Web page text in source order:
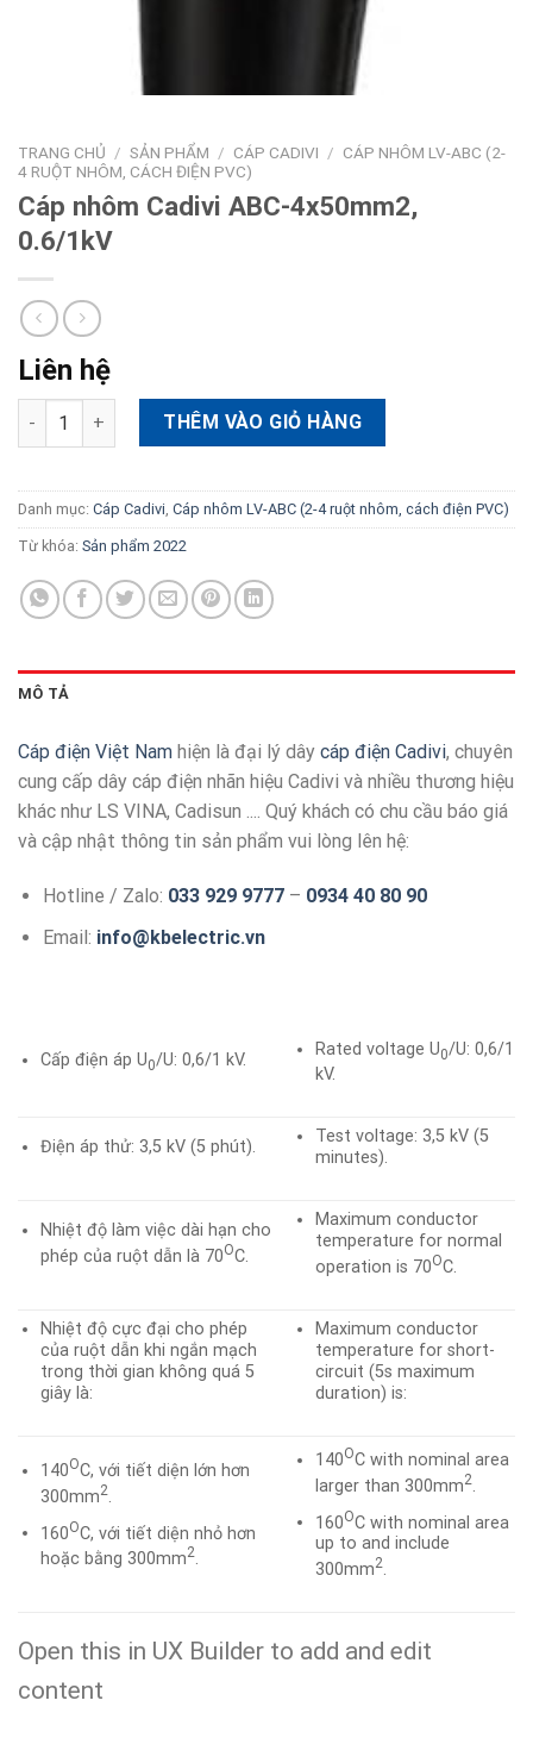
TRANG CHỦ / SẢN PHẨM / CÁP CADIVI / CÁP NHÔM LV-ABC (2-
4 RUỘT NHÔM, CÁCH ĐIỆN PVC)
Cáp nhôm Cadivi ABC-4x50mm2,
0.6/1kV
Liên hệ
Cáp nhôm Cadivi ABC-4x50mm2, 0.6/1kV số lượng
THÊM VÀO GIỎ HÀNG
Danh mục: Cáp Cadivi, Cáp nhôm LV-ABC (2-4 ruột nhôm, cách điện PVC)
Từ khóa: Sản phẩm 2022
MÔ TẢ
Cáp điện Việt Nam hiện là đại lý dây cáp điện Cadivi, chuyên
cung cấp dây cáp điện nhãn hiệu Cadivi và nhiều thương hiệu
khác như LS VINA, Cadisun .... Quý khách có chu cầu báo giá
và cập nhật thông tin sản phẩm vui lòng lên hệ:
Hotline / Zalo: 033 929 9777 – 0934 40 80 90
Email: info@kbelectric.vn
Cấp điện áp U0/U: 0,6/1 kV.
Rated voltage U0/U: 0,6/1
kV.
Điện áp thử: 3,5 kV (5 phút).
Test voltage: 3,5 kV (5
minutes).
Nhiệt độ làm việc dài hạn cho
phép của ruột dẫn là 70OC.
Maximum conductor
temperature for normal
operation is 70OC.
Nhiệt độ cực đại cho phép
của ruột dẫn khi ngắn mạch
trong thời gian không quá 5
giây là:
Maximum conductor
temperature for short-
circuit (5s maximum
duration) is:
140OC, với tiết diện lớn hơn
300mm2.
160OC, với tiết diện nhỏ hơn
hoặc bằng 300mm2.
140OC with nominal area
larger than 300mm2.
160OC with nominal area
up to and include
300mm2.
Open this in UX Builder to add and edit
content